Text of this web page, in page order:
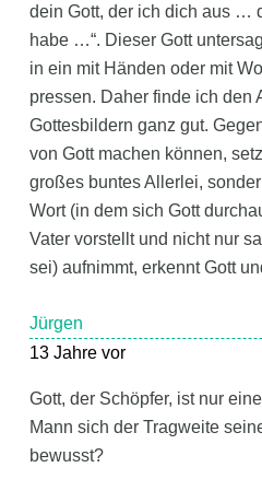
dein Gott, der ich dich aus …
habe …“. Dieser Gott
in ein mit Händen oder mit
pressen. Daher finde ich den
Gottesbildern ganz gut.
von Gott machen können,
großes buntes Allerlei,
Wort (in dem sich Gott
Vater vorstellt und nicht nur
sei) aufnimmt, erkennt Gott
Jürgen
13 Jahre vor
Gott, der Schöpfer, ist nur
Mann sich der Tragweite
bewusst?